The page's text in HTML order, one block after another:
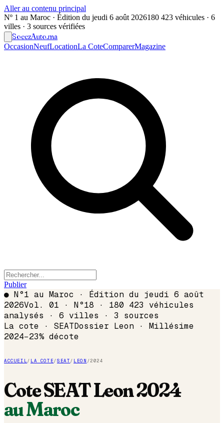
Aller au contenu principal
Nº 1 au Maroc · Édition du jeudi 6 août 2026180 423 véhicules · 6
villes · 3 sources vérifiées
SoeezAuto.ma
OccasionNeufLocationLa CoteComparerMagazine
Publier
● N°1 au Maroc · Édition du jeudi 6 août
2026Vol. 01 · N°18 · 180 423 véhicules
analysés · 6 villes · 3 sources
La cote · SEATDossier Leon · Millésime
2024−23% décote
ACCUEIL/ LA COTE/SEAT/ LEON /2024
CoteSEATLeon2024
au Maroc